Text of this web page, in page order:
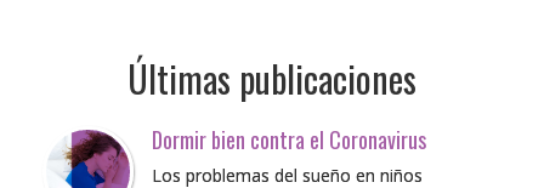
Últimas publicaciones
Dormir bien contra el Coronavirus
Los problemas del sueño en niños